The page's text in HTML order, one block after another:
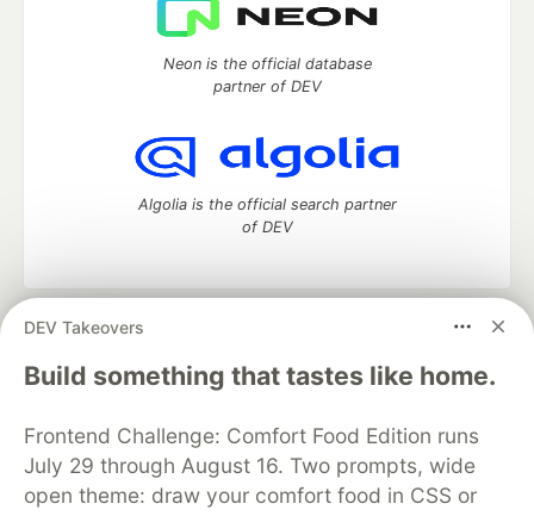
DEV Takeovers
Build something that tastes like home.
Frontend Challenge: Comfort Food Edition runs
July 29 through August 16. Two prompts, wide
open theme: draw your comfort food in CSS or
Neon is the official database
partner of DEV
Algolia is the official search partner
of DEV
DEV Community
— A space to discuss and keep up software
development and manage your software career
Home
DEV Challenges DEV++
Videos
Organization Accounts
DEV Showcase About
Contact
Free Postgres Database
DEV Shop
MLH
Code of Conduct
Privacy Policy
Terms of Use